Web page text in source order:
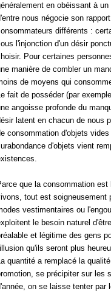
en obéissant à
nous négocie son
différents :
l'injonction d'un désir
Pour certaines
manière de combler un
de moyens qui
fait de posséder (par
angoisse profonde du
latent en chacun de nous
consommation d'objets
d'objets vient
que la consommation
tout est soigneusement
vestimentaires ou
le besoin naturel
et légitime des gens
qu'ils seront plus
quantité a remplacé la
se précipiter sur les
on se laisse tenter